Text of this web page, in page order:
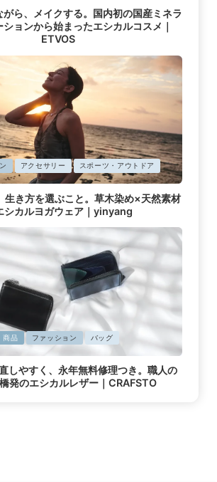
がら、メイクする。国内初の国産ミネラ
ョンから始まったエシカルコスメ｜
ETVOS
アクセサリー スポーツ・アウトドア
生き方を選ぶこと。草木染め×天然素材
シカルヨガウェア｜yinyang
商品 ファッション バッグ
しやすく、永年無料修理つき。職人の
発のエシカルレザー｜CRAFSTO